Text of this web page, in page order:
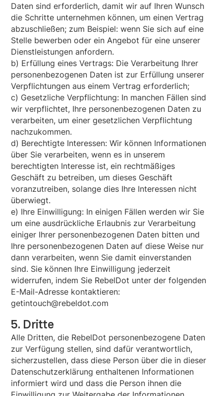
Daten sind erforderlich, damit wir auf Ihren Wunsch
die Schritte unternehmen können, um einen Vertrag
abzuschließen; zum Beispiel: wenn Sie sich auf eine
Stelle bewerben oder ein Angebot für eine unserer
Dienstleistungen anfordern.
b) Erfüllung eines Vertrags: Die Verarbeitung Ihrer
personenbezogenen Daten ist zur Erfüllung unserer
Verpflichtungen aus einem Vertrag erforderlich;
c) Gesetzliche Verpflichtung: In manchen Fällen sind
wir verpflichtet, Ihre personenbezogenen Daten zu
verarbeiten, um einer gesetzlichen Verpflichtung
nachzukommen.
d) Berechtigte Interessen: Wir können Informationen
über Sie verarbeiten, wenn es in unserem
berechtigten Interesse ist, ein rechtmäßiges
Geschäft zu betreiben, um dieses Geschäft
voranzutreiben, solange dies Ihre Interessen nicht
überwiegt.
e) Ihre Einwilligung: In einigen Fällen werden wir Sie
um eine ausdrückliche Erlaubnis zur Verarbeitung
einiger Ihrer personenbezogenen Daten bitten und
Ihre personenbezogenen Daten auf diese Weise nur
dann verarbeiten, wenn Sie damit einverstanden
sind. Sie können Ihre Einwilligung jederzeit
widerrufen, indem Sie RebelDot unter der folgenden
E-Mail-Adresse kontaktieren:
getintouch@rebeldot.com
5. Dritte
Alle Dritten, die RebelDot personenbezogene Daten
zur Verfügung stellen, sind dafür verantwortlich,
sicherzustellen, dass diese Person über die in dieser
Datenschutzerklärung enthaltenen Informationen
informiert wird und dass die Person ihnen die